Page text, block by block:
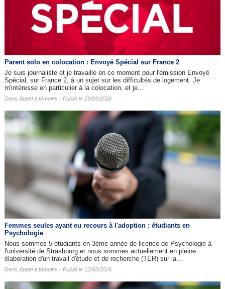
Parent solo en colocation : Envoyé Spécial sur France 2
Je suis journaliste et je travaille en ce moment pour l'émission Envoyé
Spécial, sur France 2, à un sujet sur les difficultés de logement. Je
m'intéresse en particulier à la colocation, et je...
Dans Appel à témoins - Publié le 25/03/2026
Femmes seules ayant eu recours à l'adoption : étudiants en
Psychologie
Nous sommes 5 étudiants en 3ème année de licence de Psychologie à
l'université de Strasbourg et nous sommes actuellement en pleine
élaboration d'un travail d'étude et de recherche (TER) sur la...
Dans Appel à témoins - Publié le 12/03/2026